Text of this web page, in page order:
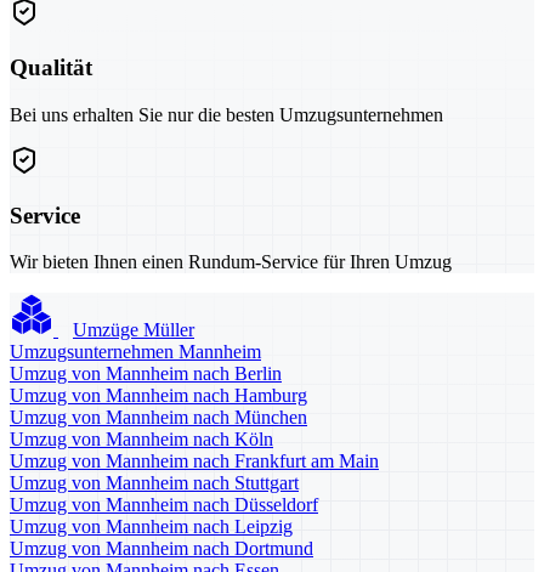
Qualität
Bei uns erhalten Sie nur die besten Umzugsunternehmen
Service
Wir bieten Ihnen einen Rundum-Service für Ihren Umzug
Umzüge Müller
Umzugsunternehmen Mannheim
Umzug von Mannheim nach Berlin
Umzug von Mannheim nach Hamburg
Umzug von Mannheim nach München
Umzug von Mannheim nach Köln
Umzug von Mannheim nach Frankfurt am Main
Umzug von Mannheim nach Stuttgart
Umzug von Mannheim nach Düsseldorf
Umzug von Mannheim nach Leipzig
Umzug von Mannheim nach Dortmund